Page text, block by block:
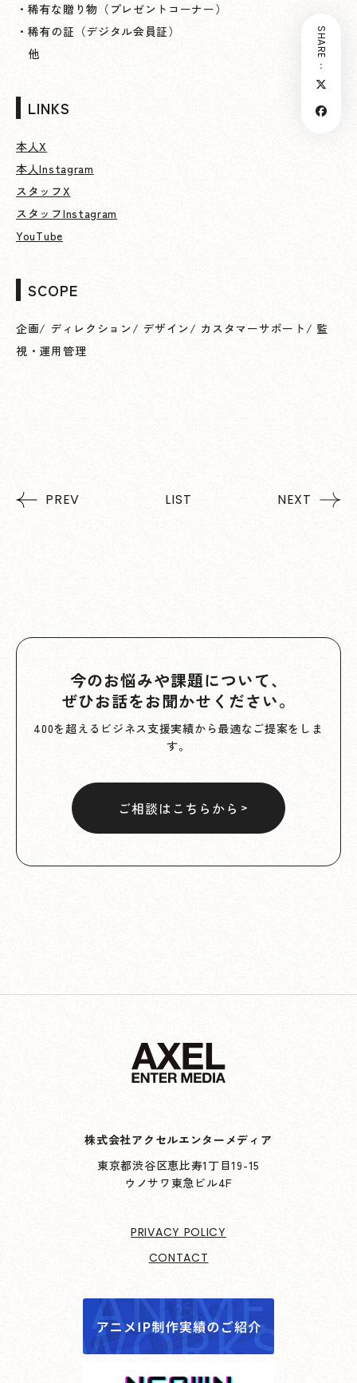
SHARE：
・稀有な贈り物（プレゼントコーナー）
・稀有の証（デジタル会員証）
他
LINKS
本人X
本人Instagram
スタッフX
スタッフInstagram
YouTube
SCOPE
企画/ ディレクション/ デザイン/ カスタマーサポート / 監
視・運用管理
PREV LIST NEXT
今のお悩みや課題について、
ぜひお話をお聞かせください。
400を超えるビジネス支援実績から最適なご提案をしま
す。
ご相談はこちらから
株式会社アクセルエンターメディア
東京都渋谷区恵比寿1丁目19-15
ウノサワ東急ビル4F
PRIVACY POLICY
CONTACT